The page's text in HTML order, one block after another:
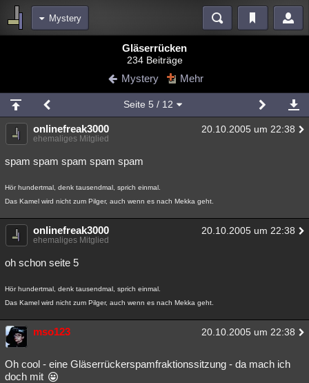
Mystery
Blogs Videos
Chat Wiki Neuigkeiten
meine Rubriken
Menschen Wissenschaft Mystery Kriminalfälle
Spiritualität Verschwörungen
Natur Umfragen Unterhaltung
Philosophie Träume Literatur
Übersichten
Besucht
Gläserrücken
234 Beiträge
Mystery Mehr
Seite 5 / 12
onlinefreak3000 20.10.2005 um 22:38
ehemaliges Mitglied
spam spam spam spam spam
Hör hundertmal, denk tausendmal, sprich einmal.
Das Kamel wird nicht zum Pilger, auch wenn es nach Mekka geht.
onlinefreak3000 20.10.2005 um 22:38
ehemaliges Mitglied
oh schon seite 5
Hör hundertmal, denk tausendmal, sprich einmal.
Das Kamel wird nicht zum Pilger, auch wenn es nach Mekka geht.
mso123 20.10.2005 um 22:38
Oh cool - eine Gläserrückerspamfraktionssitzung - da mach ich
doch mit